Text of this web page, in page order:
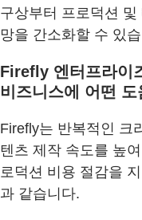
구상부터 프로덕션
망을 간소화할 수 있
Firefly 엔터프라이
비즈니스에 어떤
Firefly는 반복적인 크
텐츠 제작 속도를 높
로덕션 비용 절감을
과 같습니다.